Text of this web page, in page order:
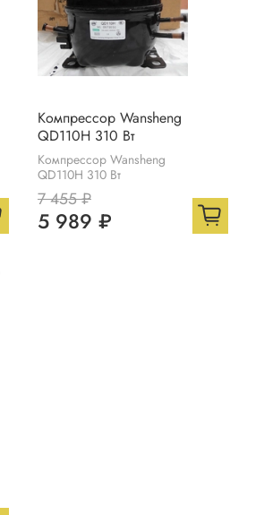
Компрессор Wansheng
QD110H 310 Вт
Компрессор Wansheng
QD110H 310 Вт
7 455 ₽
5 989 ₽